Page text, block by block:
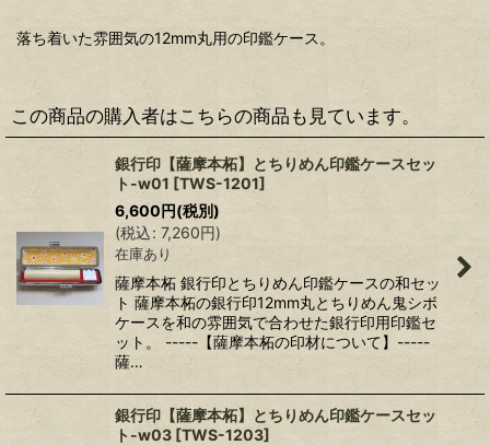
落ち着いた雰囲気の12mm丸用の印鑑ケース。
この商品の購入者はこちらの商品も見ています。
銀行印【薩摩本柘】とちりめん印鑑ケースセッ
ト-w01 [TWS-1201]
6,600円(税別)
(税込: 7,260円)
在庫あり
薩摩本柘 銀行印とちりめん印鑑ケースの和セッ
ト 薩摩本柘の銀行印12mm丸とちりめん鬼シボ
ケースを和の雰囲気で合わせた銀行印用印鑑セ
ット。 -----【薩摩本柘の印材について】-----
薩…
銀行印【薩摩本柘】とちりめん印鑑ケースセッ
ト-w03 [TWS-1203]